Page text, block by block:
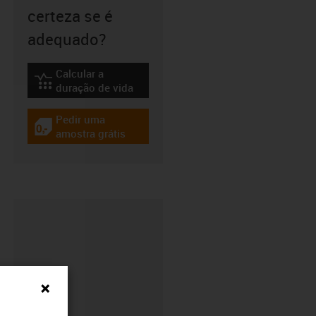
certeza se é
adequado?
igus-icon-lebensdauerrechner
Calcular a
duração de vida
igus-icon-gratismuster
Pedir uma
amostra grátis